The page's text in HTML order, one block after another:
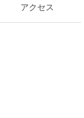
アクセス